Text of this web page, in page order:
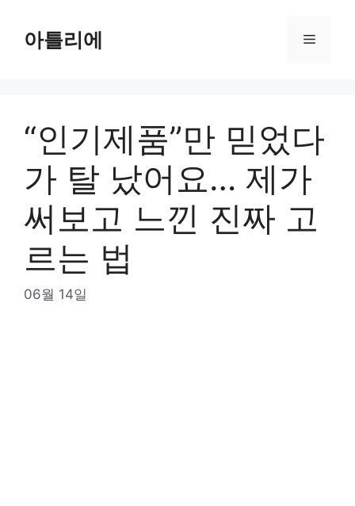
content아틀리에 Menu
“인기제품”만 믿었다
가 탈 났어요… 제가
써보고 느낀 진짜 고
르는 법
06월 14일